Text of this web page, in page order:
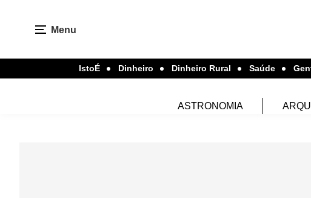
Menu
IstoÉ Dinheiro Dinheiro Rural Saúde
ASTRONOMIA